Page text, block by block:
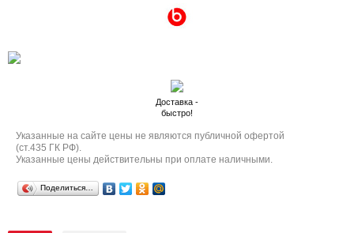
Доставка -
быстро!
Указанные на сайте цены не являются публичной офертой
(ст.435 ГК РФ).
Указанные цены действительны при оплате наличными.
Поделиться…